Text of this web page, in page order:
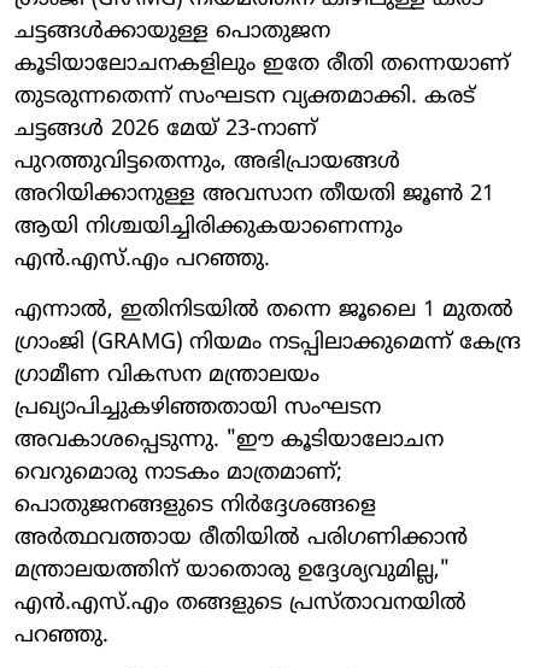
ചട്ടങ്ങൾക്കായുള്ള പൊതുജന
കൂടിയാലോചനകളിലും ഇതേ രീതി തന്നെയാണ്
തുടരുന്നതെന്ന് സംഘടന വ്യക്തമാക്കി. കരട്
ചട്ടങ്ങൾ 2026 മേയ് 23-നാണ്
പുറത്തുവിട്ടതെന്നും, അഭിപ്രായങ്ങൾ
അറിയിക്കാനുള്ള അവസാന തീയതി ജൂൺ 21
ആയി നിശ്ചയിച്ചിരിക്കുകയാണെന്നും
എൻ.എസ്.എം പറഞ്ഞു.
എന്നാൽ, ഇതിനിടയിൽ തന്നെ ജൂലൈ 1 മുതൽ
ഗ്രാംജി (GRAMG) നിയമം നടപ്പിലാക്കുമെന്ന് കേന്ദ്ര
ഗ്രാമീണ വികസന മന്ത്രാലയം
പ്രഖ്യാപിച്ചുകഴിഞ്ഞതായി സംഘടന
അവകാശപ്പെടുന്നു. "ഈ കൂടിയാലോചന
വെറുമൊരു നാടകം മാത്രമാണ്;
പൊതുജനങ്ങളുടെ നിർദ്ദേശങ്ങളെ
അർത്ഥവത്തായ രീതിയിൽ പരിഗണിക്കാൻ
മന്ത്രാലയത്തിന് യാതൊരു ഉദ്ദേശ്യവുമില്ല,"
എൻ.എസ്.എം തങ്ങളുടെ പ്രസ്താവനയിൽ
പറഞ്ഞു.